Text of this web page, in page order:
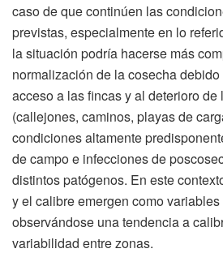
caso de que continúen las
previstas, especialmente en lo
la situación podría hacerse más
normalización de la cosecha
acceso a las fincas y al deterioro de
(callejones, caminos, playas de
condiciones altamente
de campo e infecciones de
distintos patógenos. En este
y el calibre emergen como variables
observándose una tendencia a
variabilidad entre zonas.